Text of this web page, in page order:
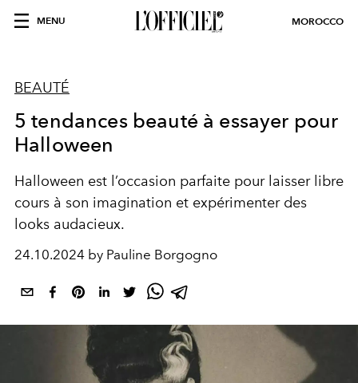
MENU MOROCCO
BEAUTÉ
5 tendances beauté à essayer pour
Halloween
Halloween est l’occasion parfaite pour laisser libre
cours à son imagination et expérimenter des
looks audacieux.
24.10.2024 by Pauline Borgogno